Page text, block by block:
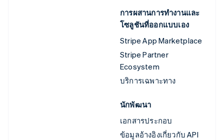
การผสานการทำงานและ
โซลูชันที่ออกแบบเอง
Stripe App Marketplace
Stripe Partner
Ecosystem
บริการเฉพาะทาง
นักพัฒนา
เอกสารประกอบ
ข้อมูลอ้างอิงเกี่ยวกับ API